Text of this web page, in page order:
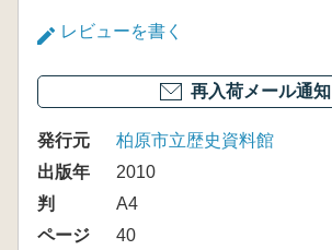
レビューを書く
再入荷メール通知
発行元
柏原市立歴史資料館
出版年
2010
判
A4
ページ
40